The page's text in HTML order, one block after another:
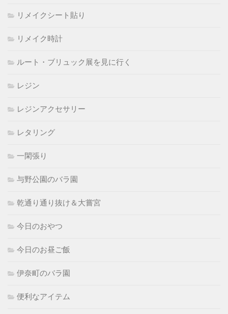
リメイクシート貼り
リメイク時計
ルート・ブリュック展を見に行く
レジン
レジンアクセサリー
レタリング
一閑張り
与野公園のバラ園
乾通り通り抜け＆大嘗宮
今日のおやつ
今日のお昼ご飯
伊奈町のバラ園
便利なアイテム